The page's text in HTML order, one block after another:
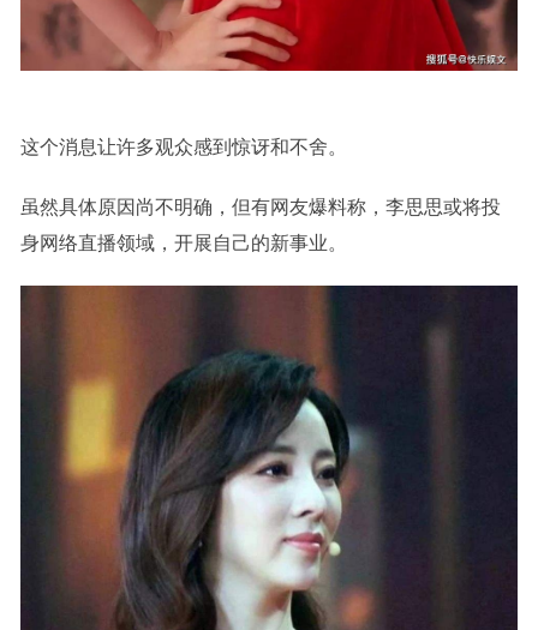
这个消息让许多观众感到惊讶和不舍。
虽然具体原因尚不明确，但有网友爆料称，李思思或将投
身网络直播领域，开展自己的新事业。